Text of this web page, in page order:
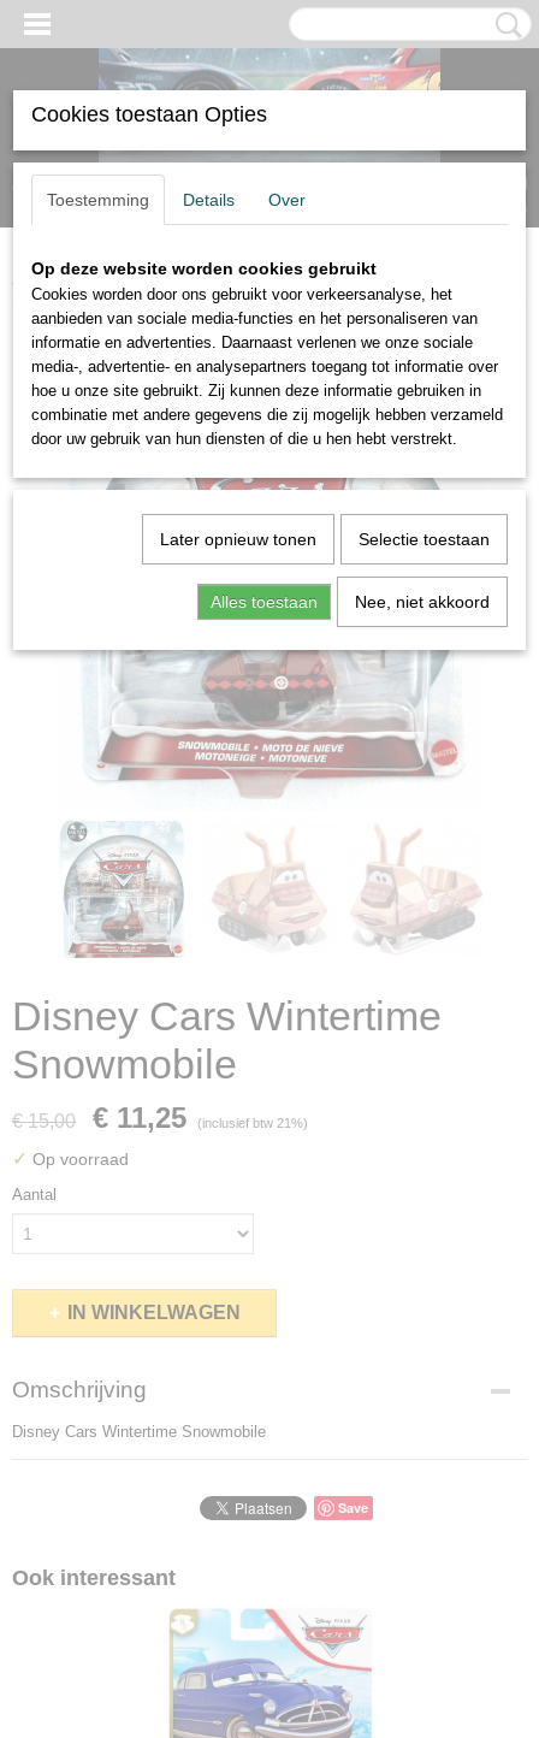
Inloggen Registreren
(0)
Home>Disney Cars 1 >Disney Cars Wintertime Snowmobile
Disney Cars Wintertime
Snowmobile
€ 15,00 € 11,25 (inclusief btw 21%)
✓ Op voorraad
Aantal
IN WINKELWAGEN
Omschrijving
Disney Cars Wintertime Snowmobile
Save
Ook interessant
Cookies toestaan Opties
Toestemming Details Over
Op deze website worden cookies gebruikt
Cookies worden door ons gebruikt voor verkeersanalyse, het
aanbieden van sociale media-functies en het personaliseren van
informatie en advertenties. Daarnaast verlenen we onze sociale
media-, advertentie- en analysepartners toegang tot informatie over
hoe u onze site gebruikt. Zij kunnen deze informatie gebruiken in
combinatie met andere gegevens die zij mogelijk hebben verzameld
door uw gebruik van hun diensten of die u hen hebt verstrekt.
Later opnieuw tonen Selectie toestaan
Alles toestaan Nee, niet akkoord